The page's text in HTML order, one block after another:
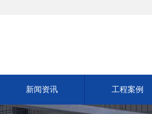
新闻资讯 工程案例